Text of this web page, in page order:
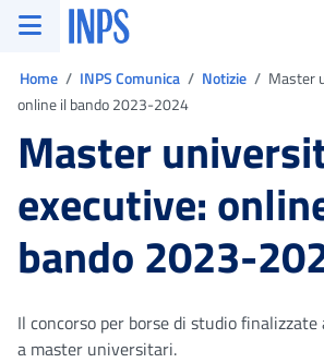
Vai al menu principale
Vai al contenuto principale
Vai al pie' di pagina
INPS ()
Home INPS Comunica Notizie
Master
online il bando 2023-2024
Master
executive:
bando 2023-
Il concorso per borse di studio
a master universitari.